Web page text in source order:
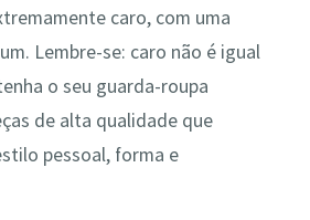
caro, com uma
Lembre-se: caro não é igual
o seu guarda-roupa
de alta qualidade que
pessoal, forma e